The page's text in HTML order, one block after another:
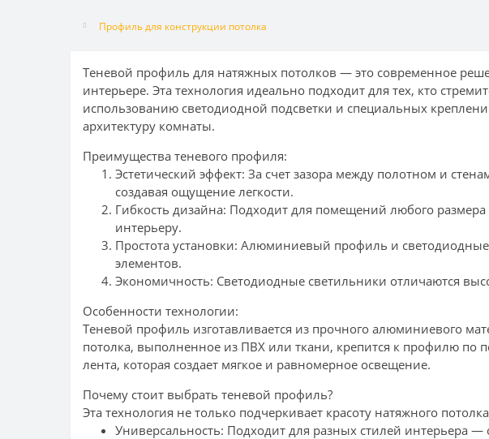
Профиль для конструкции потолка
Теневой профиль для натяжных потолков — это современное
интерьере. Эта технология идеально подходит для тех, кто
использованию светодиодной подсветки и специальных
архитектуру комнаты.
Преимущества теневого профиля:
Эстетический эффект: За счет зазора между полотном и
создавая ощущение легкости.
Гибкость дизайна: Подходит для помещений любого
интерьеру.
Простота установки: Алюминиевый профиль и
элементов.
Экономичность: Светодиодные светильники отличаются
Особенности технологии:
Теневой профиль изготавливается из прочного алюминиевого
потолка, выполненное из ПВХ или ткани, крепится к профилю по
лента, которая создает мягкое и равномерное освещение.
Почему стоит выбрать теневой профиль?
Эта технология не только подчеркивает красоту натяжного
Универсальность: Подходит для разных стилей интерьера